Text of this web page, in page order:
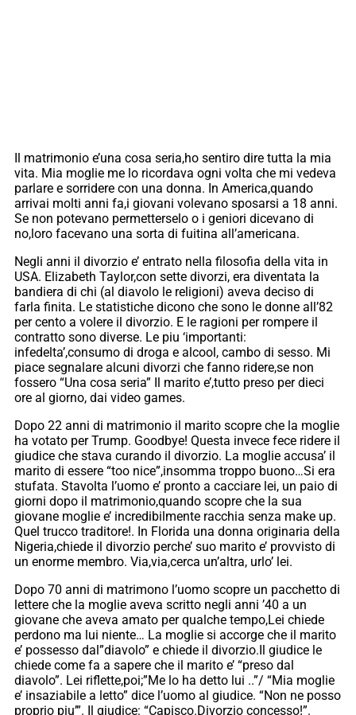
Il matrimonio e’una cosa seria,ho sentiro dire tutta la mia
vita. Mia moglie me lo ricordava ogni volta che mi vedeva
parlare e sorridere con una donna. In America,quando
arrivai molti anni fa,i giovani volevano sposarsi a 18 anni.
Se non potevano permetterselo o i geniori dicevano di
no,loro facevano una sorta di fuitina all’americana.
Negli anni il divorzio e’ entrato nella filosofia della vita in
USA. Elizabeth Taylor,con sette divorzi, era diventata la
bandiera di chi (al diavolo le religioni) aveva deciso di
farla finita. Le statistiche dicono che sono le donne all’82
per cento a volere il divorzio. E le ragioni per rompere il
contratto sono diverse. Le piu ‘importanti:
infedelta’,consumo di droga e alcool, cambo di sesso. Mi
piace segnalare alcuni divorzi che fanno ridere,se non
fossero “Una cosa seria” Il marito e’,tutto preso per dieci
ore al giorno, dai video games.
Dopo 22 anni di matrimonio il marito scopre che la moglie
ha votato per Trump. Goodbye! Questa invece fece ridere il
giudice che stava curando il divorzio. La moglie accusa’ il
marito di essere “too nice”,insomma troppo buono…Si era
stufata. Stavolta l’uomo e’ pronto a cacciare lei, un paio di
giorni dopo il matrimonio,quando scopre che la sua
giovane moglie e’ incredibilmente racchia senza make up.
Quel trucco traditore!. In Florida una donna originaria della
Nigeria,chiede il divorzio perche’ suo marito e’ provvisto di
un enorme membro. Via,via,cerca un’altra, urlo’ lei.
Dopo 70 anni di matrimono l’uomo scopre un pacchetto di
lettere che la moglie aveva scritto negli anni ’40 a un
giovane che aveva amato per qualche tempo,Lei chiede
perdono ma lui niente… La moglie si accorge che il marito
e’ possesso dal”diavolo” e chiede il divorzio.Il giudice le
chiede come fa a sapere che il marito e’ “preso dal
diavolo”. Lei riflette,poi;”Me lo ha detto lui ..”/ “Mia moglie
e’ insaziabile a letto” dice l’uomo al giudice. “Non ne posso
proprio piu’”. Il giudice: “Capisco.Divorzio concesso!”.